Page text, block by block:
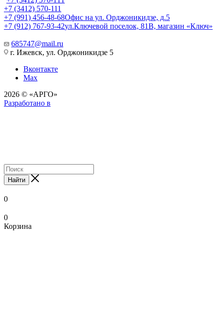
+7 (3412) 570-111
+7 (991) 456-48-68Офис на ул. Орджоникидзе, д.5
+7 (912) 767-93-42ул.Ключевой поселок, 81В, магазин «Ключ»
685747@mail.ru
г. Ижевск, ул. Орджоникидзе 5
Вконтакте
Max
2026 © «АРГО»
Разработано в
Найти
0
0
Корзина